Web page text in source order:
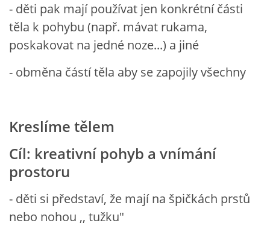
VZDĚLÁVACÍ BLOK LEDEN
VZDĚLÁVACÍ BLOK ÚNOR
VZDĚLÁVACÍ BLOK DUBEN
VÝTVARNÉ TECHNIKY
VÝTVARNÉ POMŮCKY
- děti pak mají používat jen konkrétní části
těla k pohybu (např. mávat rukama,
poskakovat na jedné noze...) a jiné
- obměna částí těla aby se zapojily všechny
Kreslíme tělem
Cíl: kreativní pohyb a vnímání
prostoru
- děti si představí, že mají na špičkách prstů
nebo nohou ,, tužku"